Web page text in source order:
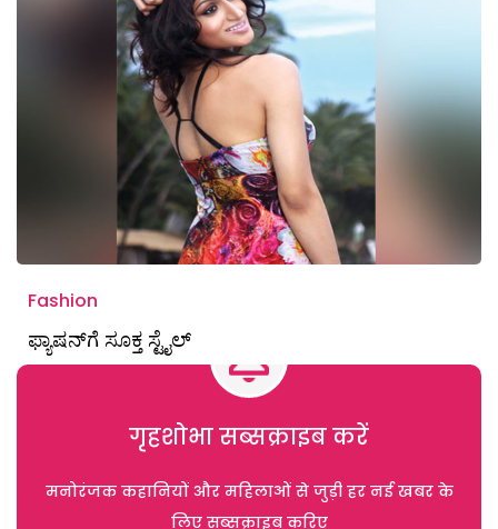
Fashion
ಫ್ಯಾಷನ್‌ಗೆ ಸೂಕ್ತ ಸ್ಟೈಲ್‌
गृहशोभा सब्सक्राइब करें
मनोरंजक कहानियों और महिलाओं से जुड़ी हर नई खबर के
लिए सब्सक्राइब करिए